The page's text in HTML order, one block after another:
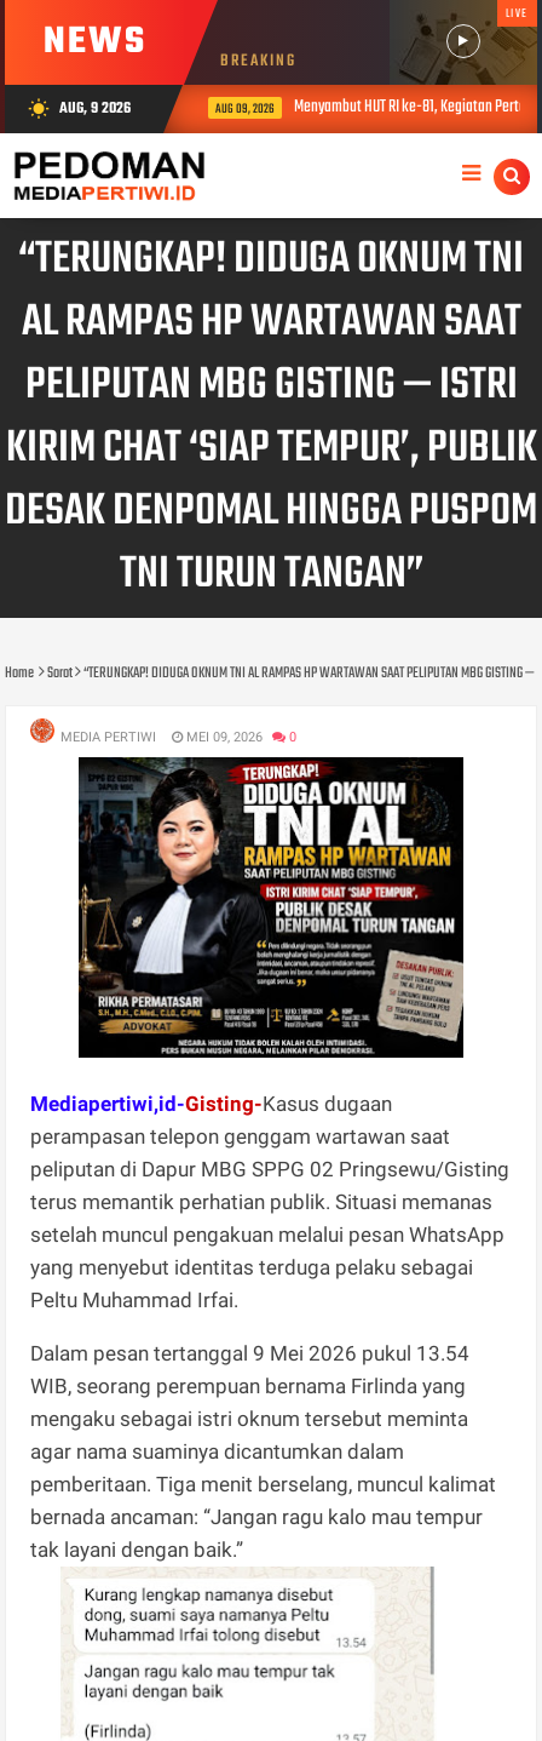
NEWS BREAKING
LIVE
wb_sunny AUG, 9 2026 AUG 09, 2026 Menyambut HUT RI ke-81, Kegiatan
“TERUNGKAP! DIDUGA OKNUM TNI
AL RAMPAS HP WARTAWAN SAAT
PELIPUTAN MBG GISTING — ISTRI
KIRIM CHAT ‘SIAP TEMPUR’, PUBLIK
DESAK DENPOMAL HINGGA PUSPOM
TNI TURUN TANGAN”
Home Sorot “TERUNGKAP! DIDUGA OKNUM TNI AL RAMPAS HP WARTAWAN SAAT PELIPUTAN MBG GISTING
MEDIA PERTIWI MEI 09, 2026 0
Mediapertiwi,id-Gisting-Kasus dugaan
perampasan telepon genggam wartawan saat
peliputan di Dapur MBG SPPG 02 Pringsewu/Gisting
terus memantik perhatian publik. Situasi memanas
setelah muncul pengakuan melalui pesan WhatsApp
yang menyebut identitas terduga pelaku sebagai
Peltu Muhammad Irfai.
Dalam pesan tertanggal 9 Mei 2026 pukul 13.54
WIB, seorang perempuan bernama Firlinda yang
mengaku sebagai istri oknum tersebut meminta
agar nama suaminya dicantumkan dalam
pemberitaan. Tiga menit berselang, muncul kalimat
bernada ancaman: “Jangan ragu kalo mau tempur
tak layani dengan baik.”